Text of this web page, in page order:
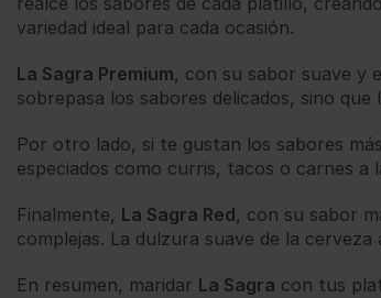
variedad ideal para cada ocasión.
La Sagra Premium, con su sabor suave y
sobrepasa los sabores delicados, sino
Por otro lado, si te gustan los sabores
especiados como curris, tacos o carnes
Finalmente, La Sagra Red, con su sabor
complejas. La dulzura suave de la
En resumen, maridar La Sagra con tus